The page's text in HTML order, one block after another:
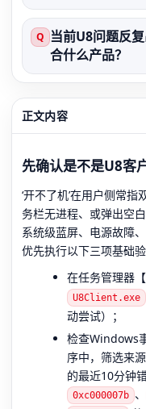
Q 当前U8问题反
合什么产品？
正文内容
先确认是不是U8客
‘开不了机’在用户侧常
务栏无进程、或弹出空
系统级蓝屏、电源故障
优先执行以下三项基础验
在任务管理器
U8Client.exe
动尝试）；
检查Windows
序中，筛选来
的最近10分钟
0xc000007b 、